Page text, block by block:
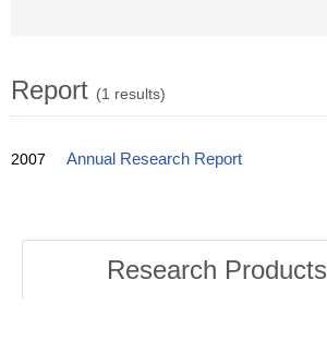
Report (1 results)
2007 Annual Research Report
Research Products